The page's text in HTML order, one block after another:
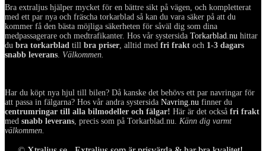
Bra extraljus hjälper mycket för en bättre sikt på vägen, och kompletterat
med ett par nya och fräscha torkarblad så kan du vara säker på att du
kommer få den bästa möjliga säkerheten för såväl dig som dina
medpassagerare och medtrafikanter. Hos vår systersida Torkarblad.nu hittar
du bra torkarblad till bra priser , alltid med fri frakt och 1-3 dagars
snabb leverans Välkommen.
Har du köpt nya hjul till bilen? Då kanske det behövs ett par navringar för
att passa in fälgarna? Hos vår andra systersida Navring.nu finner du
centrumringar till alla bilmodeller och fälgar! Här är det också fri frakt
med snabb leverans , precis som på Torkarblad.nu. Känn dig varmt
välkommen.